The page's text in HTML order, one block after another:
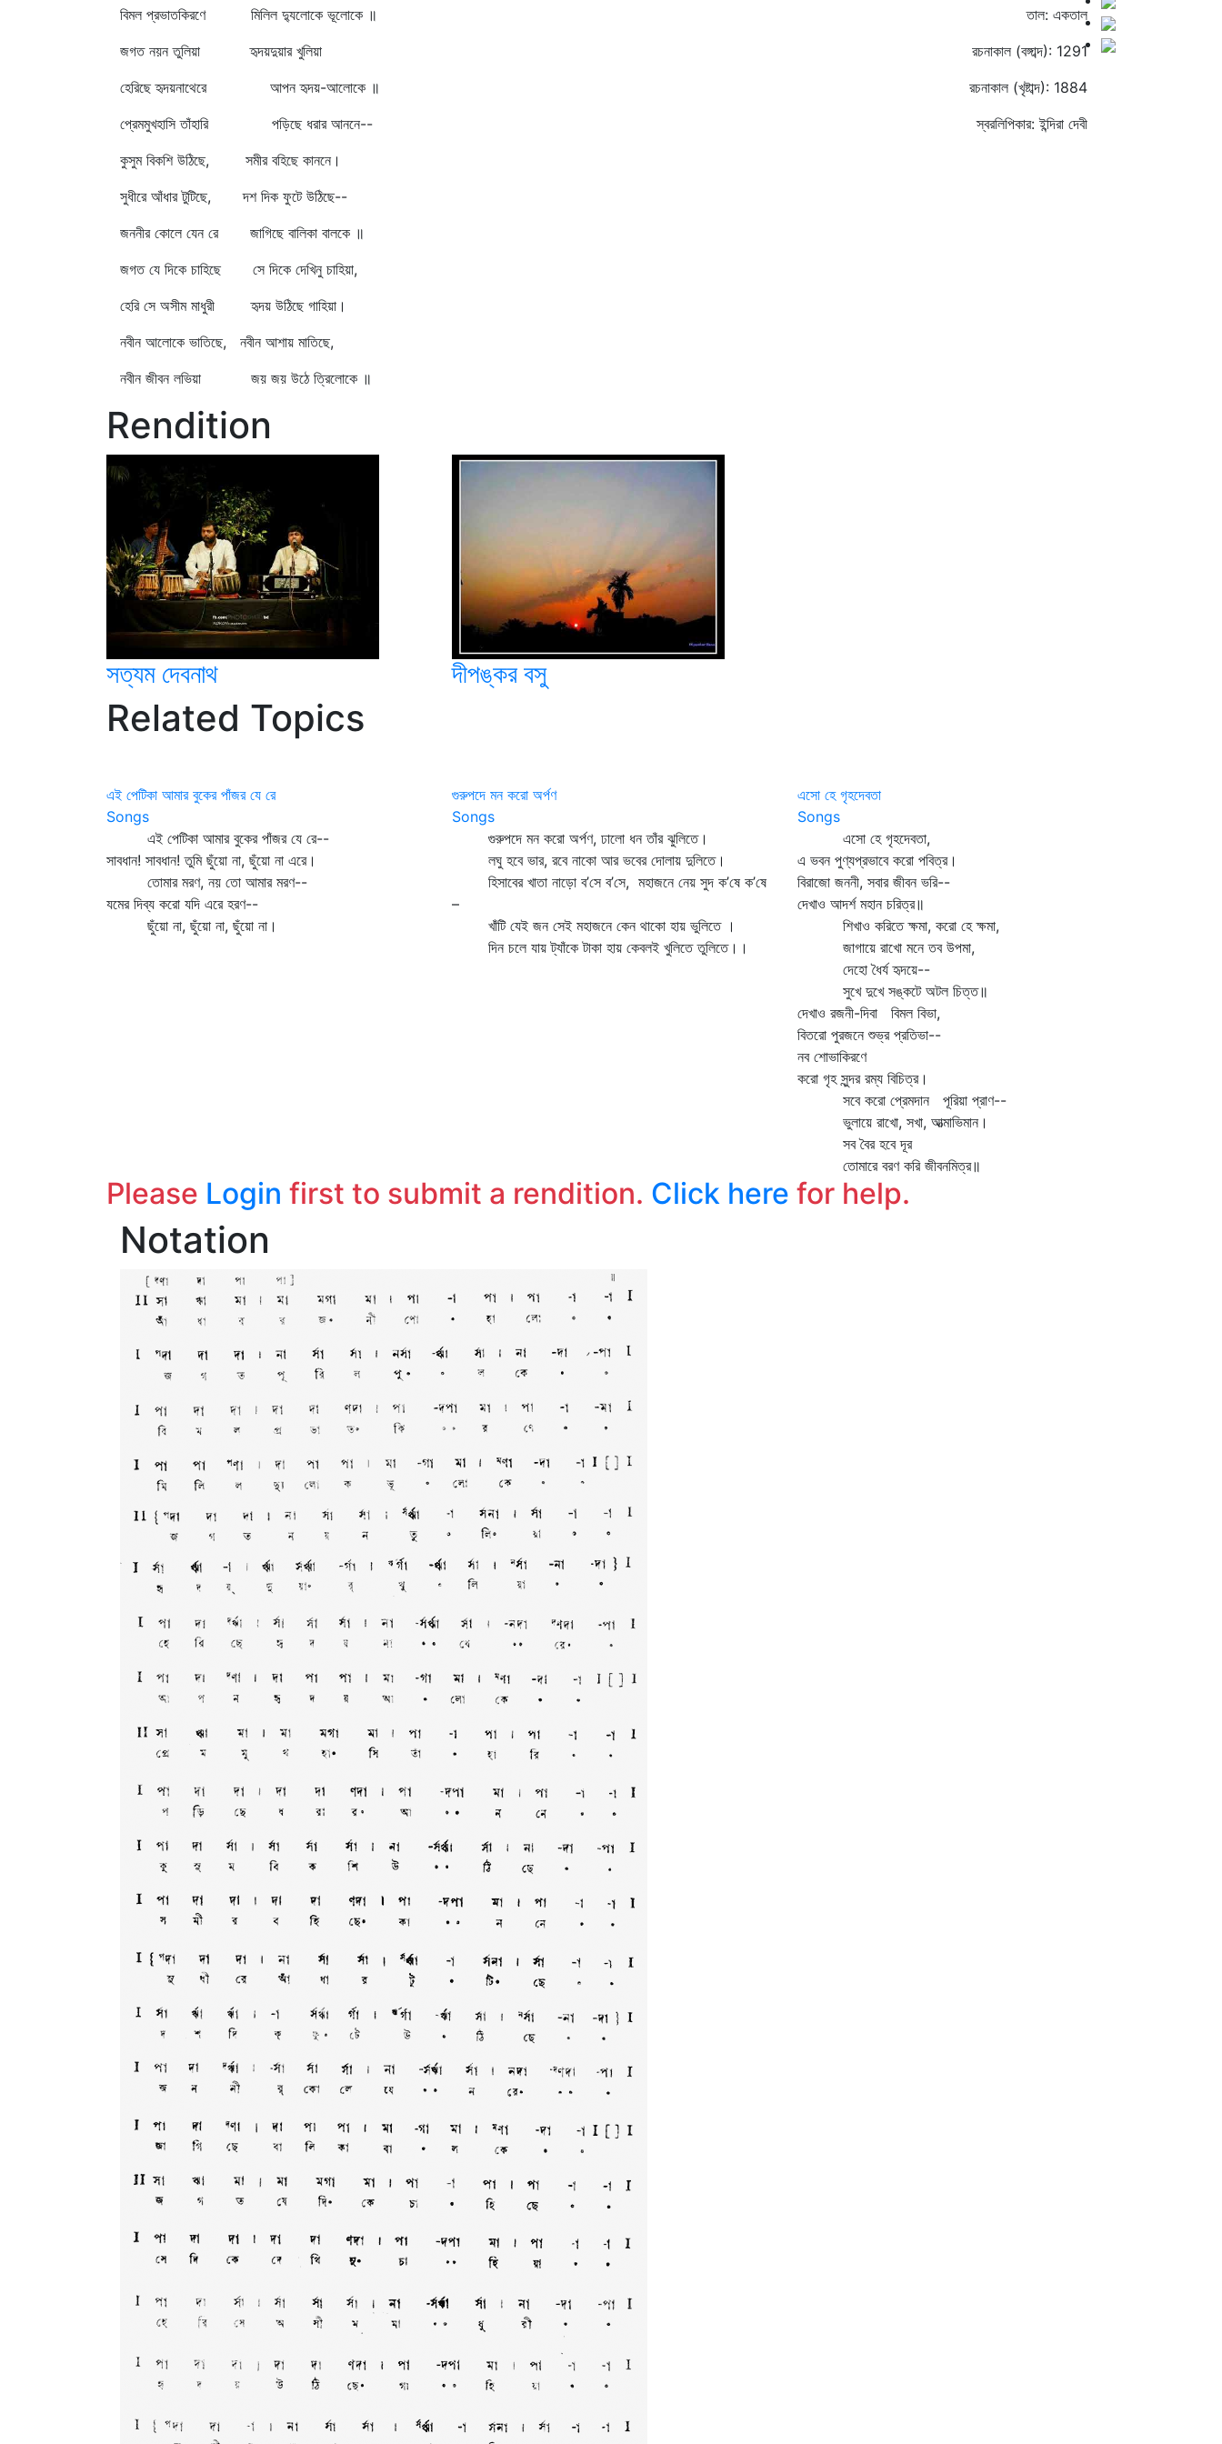
বিমল প্রভাতকিরণে মিলিল দ্যুলোকে ভূলোকে ॥
জগত নয়ন তুলিয়া হৃদয়দুয়ার খুলিয়া
হেরিছে হৃদয়নাথেরে আপন হৃদয়-আলোকে ॥
প্রেমমুখহাসি তাঁহারি পড়িছে ধরার আননে--
কুসুম বিকশি উঠিছে, সমীর বহিছে কাননে।
সুধীরে আঁধার টুটিছে, দশ দিক ফুটে উঠিছে--
জননীর কোলে যেন রে জাগিছে বালিকা বালকে ॥
জগত যে দিকে চাহিছে সে দিকে দেখিনু চাহিয়া,
হেরি সে অসীম মাধুরী হৃদয় উঠিছে গাহিয়া।
নবীন আলোকে ভাতিছে, নবীন আশায় মাতিছে,
নবীন জীবন লভিয়া জয় জয় উঠে ত্রিলোকে ॥
তাল: একতাল
রচনাকাল (বঙ্গাব্দ): 1291
রচনাকাল (খৃষ্টাব্দ): 1884
স্বরলিপিকার: ইন্দিরা দেবী
Rendition
সত্যম দেবনাথ দীপঙ্কর বসু
Related Topics
এই পেটিকা আমার বুকের পাঁজর যে রে
Songs
এই পেটিকা আমার বুকের পাঁজর যে রে--
সাবধান! সাবধান! তুমি ছুঁয়ো না, ছুঁয়ো না এরে।
তোমার মরণ, নয় তো আমার মরণ--
যমের দিব্য করো যদি এরে হরণ--
ছুঁয়ো না, ছুঁয়ো না, ছুঁয়ো না।
গুরুপদে মন করো অর্পণ
Songs
গুরুপদে মন করো অর্পণ, ঢালো ধন তাঁর ঝুলিতে।
লঘু হবে ভার, রবে নাকো আর ভবের দোলায় দুলিতে।
হিসাবের খাতা নাড়ো ব’সে ব’সে, মহাজনে নেয় সুদ ক’ষে ক’ষে
–
খাঁটি যেই জন সেই মহাজনে কেন থাকো হায় ভুলিতে ।
দিন চলে যায় ট্যাঁকে টাকা হায় কেবলই খুলিতে তুলিতে।।
এসো হে গৃহদেবতা
Songs
এসো হে গৃহদেবতা,
এ ভবন পুণ্যপ্রভাবে করো পবিত্র।
বিরাজো জননী, সবার জীবন ভরি--
দেখাও আদর্শ মহান চরিত্র॥
শিখাও করিতে ক্ষমা, করো হে ক্ষমা,
জাগায়ে রাখো মনে তব উপমা,
দেহো ধৈর্য হৃদয়ে--
সুখে দুখে সঙ্কটে অটল চিত্ত॥
দেখাও রজনী-দিবা বিমল বিভা,
বিতরো পুরজনে শুভ্র প্রতিভা--
নব শোভাকিরণে
করো গৃহ সুন্দর রম্য বিচিত্র।
সবে করো প্রেমদান পূরিয়া প্রাণ--
ভুলায়ে রাখো, সখা, আত্মাভিমান।
সব বৈর হবে দূর
তোমারে বরণ করি জীবনমিত্র॥
Please Login first to submit a rendition. Click here for help.
Notation